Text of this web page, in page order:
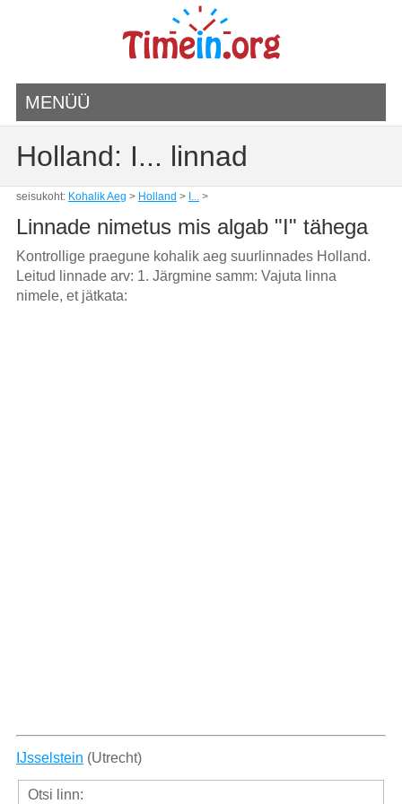
MENÜÜ
Holland: I... linnad
seisukoht: Kohalik Aeg > Holland > I...>
Linnade nimetus mis algab "I" tähega
Kontrollige praegune kohalik aeg suurlinnades Holland.
Leitud linnade arv: 1. Järgmine samm: Vajuta linna
nimele, et jätkata:
IJsselstein (Utrecht)
Otsi linn: